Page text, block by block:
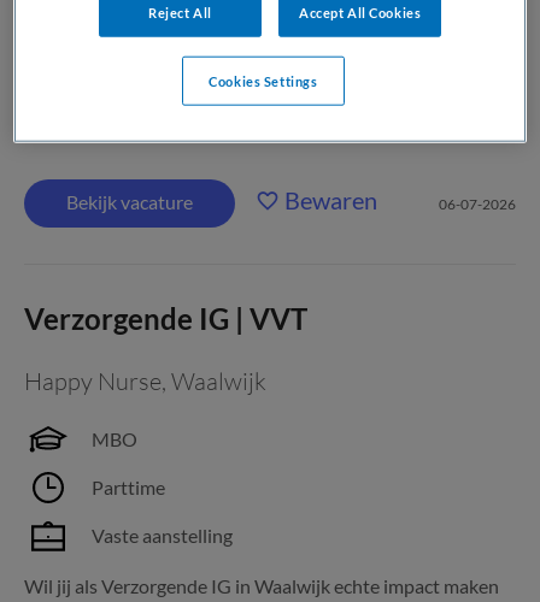
Wil je elke dag met liefdevolle aandacht het verschil maken
voor cliënten? Als Helpende in Waalwijk werk je flexibel in
loondienst, help je mensen en geniet je van een baan die
voldoening geeft—kom snel verder lezen! Over het werk Als
Bekijk vacature Bewaren 06-07-2026
Verzorgende IG | VVT
Happy Nurse, Waalwijk
MBO
Parttime
Vaste aanstelling
Wil jij als Verzorgende IG in Waalwijk echte impact maken
Reject All Accept All Cookies
Cookies Settings